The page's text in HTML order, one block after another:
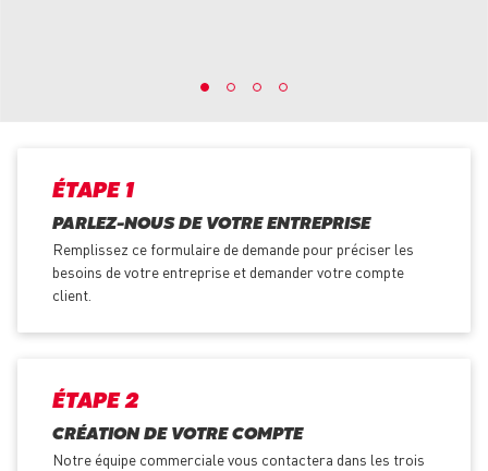
ÉTAPE 1
PARLEZ-NOUS DE VOTRE ENTREPRISE
Remplissez ce formulaire de demande pour préciser les
besoins de votre entreprise et demander votre compte
client.
ÉTAPE 2
CRÉATION DE VOTRE COMPTE
Notre équipe commerciale vous contactera dans les trois